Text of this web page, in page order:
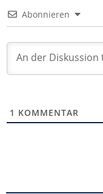
Abonnieren
1 KOMMENTAR